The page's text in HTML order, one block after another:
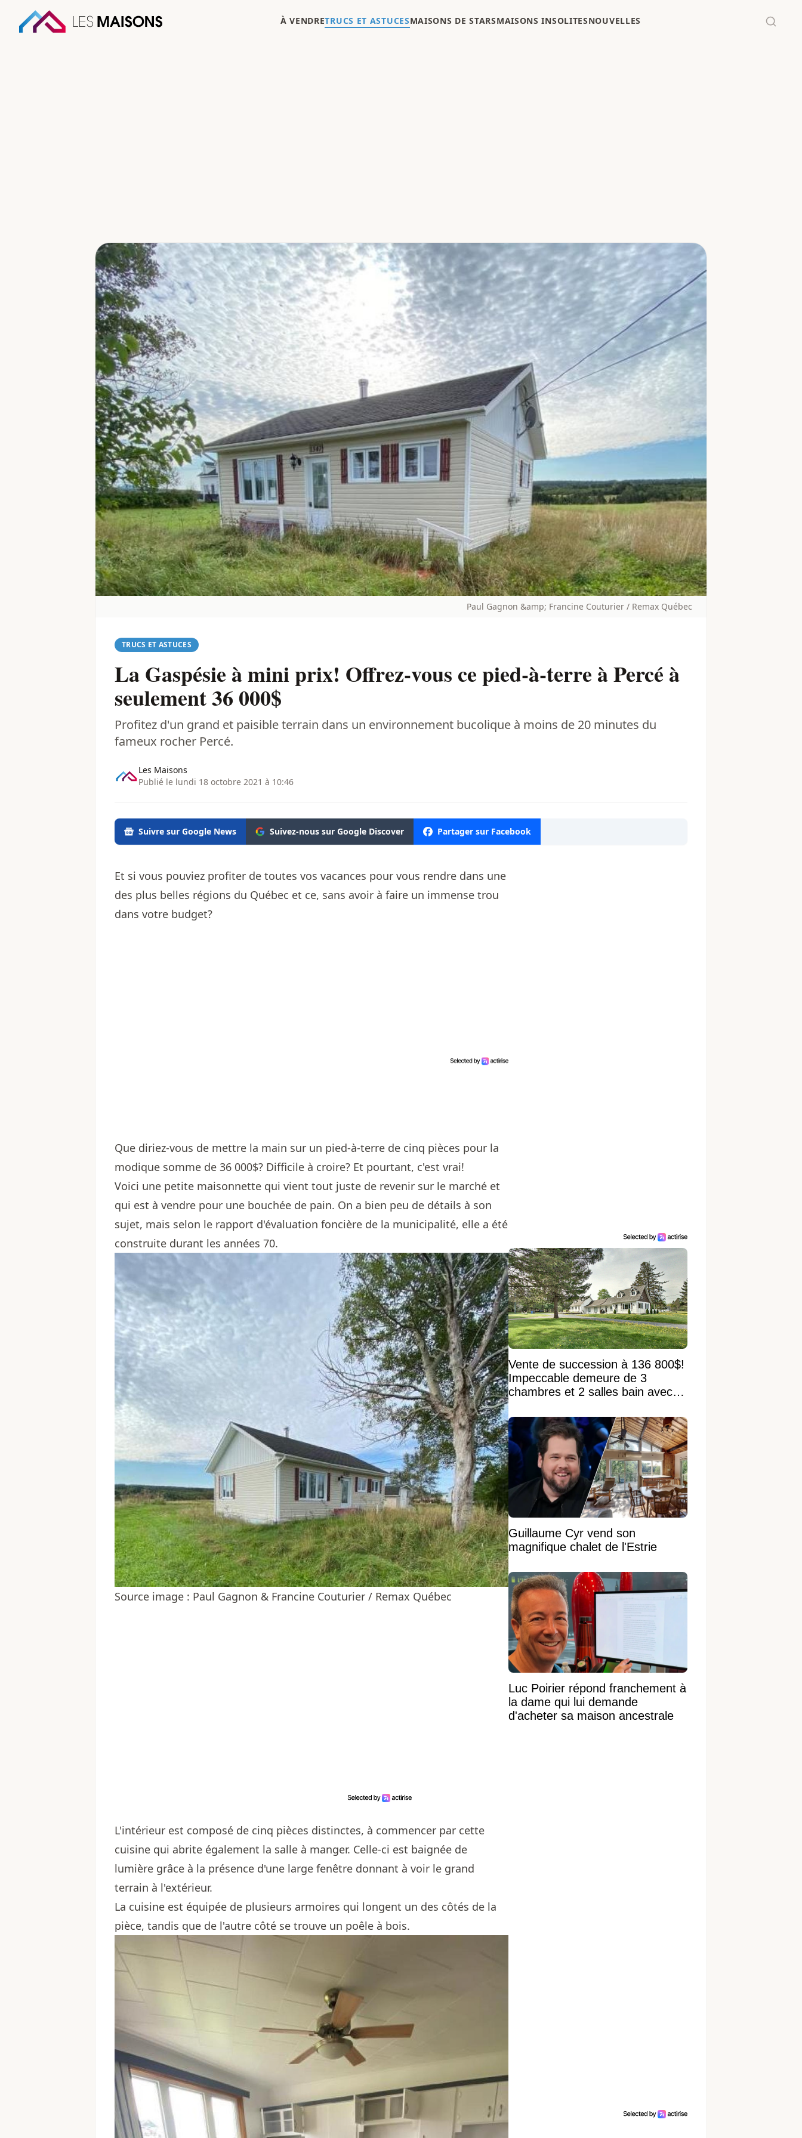
À VENDRETRUCS ET ASTUCESMAISONS DE STARSMAISONS INSOLITESNOUVELLES
Paul Gagnon &amp; Francine Couturier / Remax Québec
TRUCS ET ASTUCES
La Gaspésie à mini prix! Offrez-vous ce pied-à-terre à Percé à
seulement 36 000$
Profitez d'un grand et paisible terrain dans un environnement bucolique à moins de 20 minutes du
fameux rocher Percé.
Les Maisons
Publié le lundi 18 octobre 2021 à 10:46
Suivre sur Google News Suivez-nous sur Google Discover Partager sur Facebook
Et si vous pouviez profiter de toutes vos vacances pour vous rendre dans une
des plus belles régions du Québec et ce, sans avoir à faire un immense trou
dans votre budget?
Que diriez-vous de mettre la main sur un pied-à-terre de cinq pièces pour la
modique somme de 36 000$? Difficile à croire? Et pourtant, c'est vrai!
Voici une petite maisonnette qui vient tout juste de revenir sur le marché et
qui est à vendre pour une bouchée de pain. On a bien peu de détails à son
sujet, mais selon le rapport d'évaluation foncière de la municipalité, elle a été
construite durant les années 70.
Source image : Paul Gagnon & Francine Couturier / Remax Québec
L'intérieur est composé de cinq pièces distinctes, à commencer par cette
cuisine qui abrite également la salle à manger. Celle-ci est baignée de
lumière grâce à la présence d'une large fenêtre donnant à voir le grand
terrain à l'extérieur.
La cuisine est équipée de plusieurs armoires qui longent un des côtés de la
pièce, tandis que de l'autre côté se trouve un poêle à bois.
Vente de succession à 136 800$!
Impeccable demeure de 3
chambres et 2 salles bain avec
Guillaume Cyr vend son
magnifique chalet de l'Estrie
Luc Poirier répond franchement à
la dame qui lui demande
d'acheter sa maison ancestrale